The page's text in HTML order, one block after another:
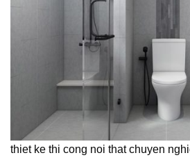
thiet ke thi cong noi that chuyen